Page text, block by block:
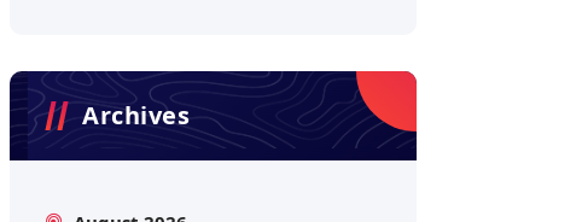
Archives